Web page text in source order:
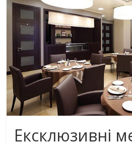
Ексклюзивні